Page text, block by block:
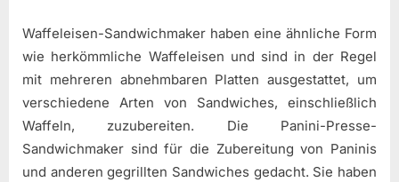
Waffeleisen-Sandwichmaker haben eine ähnliche Form
wie herkömmliche Waffeleisen und sind in der Regel
mit mehreren abnehmbaren Platten ausgestattet, um
verschiedene Arten von Sandwiches, einschließlich
Waffeln, zuzubereiten. Die Panini-Presse-
Sandwichmaker sind für die Zubereitung von Paninis
und anderen gegrillten Sandwiches gedacht. Sie haben